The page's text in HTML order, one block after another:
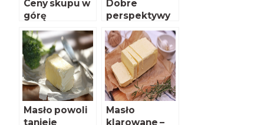
Ceny skupu w
górę
Dobre
perspektywy
globalnego
popytu na
mięso
Masło powoli
tanieje
Masło
klarowane –